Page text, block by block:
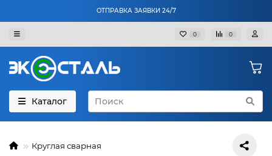
ОТПРАВКА ЗАЯВКИ 24/7
0 0
Каталог
Круглая сварная